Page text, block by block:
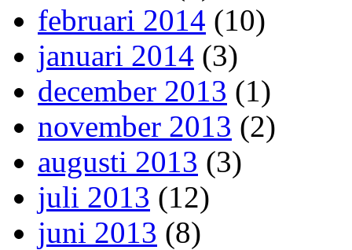
februari 2014 (10)
januari 2014 (3)
december 2013 (1)
november 2013 (2)
augusti 2013 (3)
juli 2013 (12)
juni 2013 (8)